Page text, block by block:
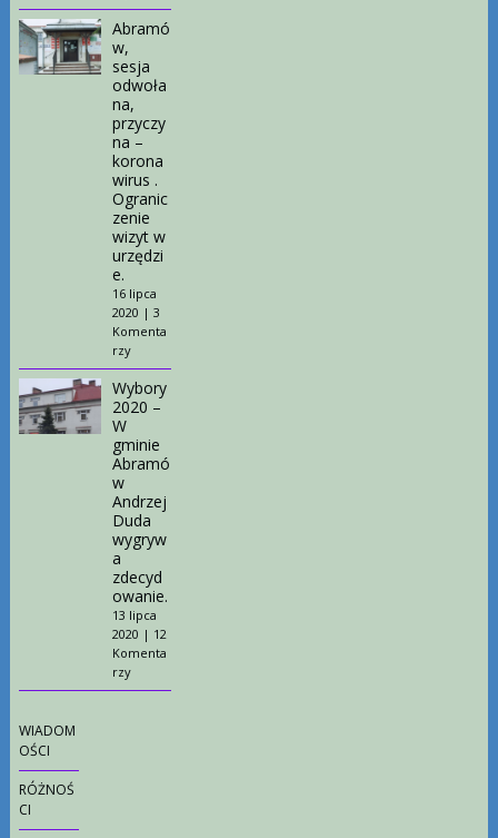
Abramó
w,
sesja
odwoła
na,
przyczy
na –
korona
wirus .
Ogranic
zenie
wizyt w
urzędzi
e.
16 lipca
2020 | 3
Komenta
rzy
Wybory
2020 –
W
gminie
Abramó
w
Andrzej
Duda
wygryw
a
zdecyd
owanie.
13 lipca
2020 | 12
Komenta
rzy
WIADOM
OŚCI
RÓŻNOŚ
CI